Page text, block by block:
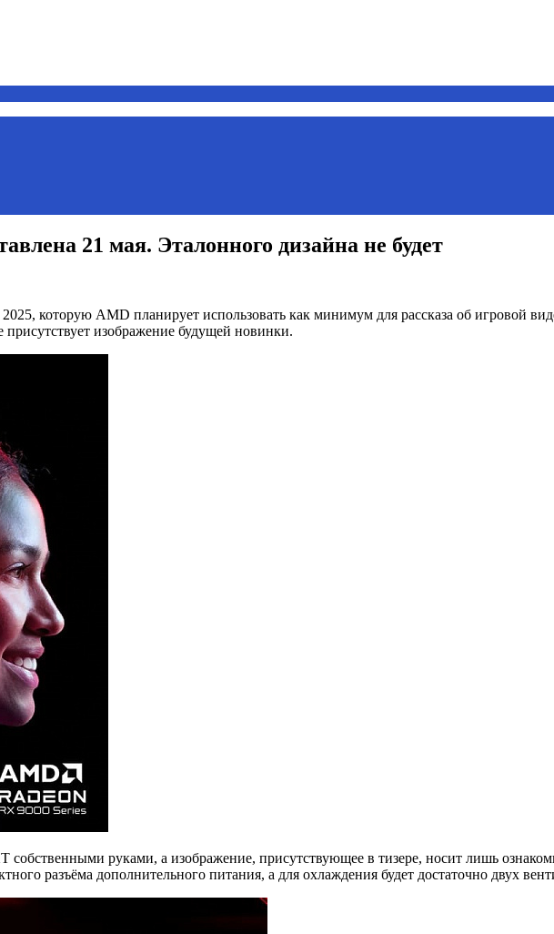
21 мая. Эталонного дизайна не будет
которую AMD планирует использовать как минимум для рассказа об игровой
изображение будущей новинки.
руками, а изображение, присутствующее в тизере, носит лишь
разъёма дополнительного питания, а для охлаждения будет достаточно двух